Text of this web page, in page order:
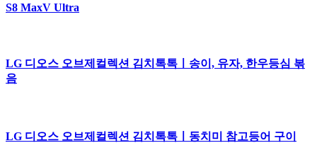
S8 MaxV Ultra
LG 디오스 오브제컬렉션 김치톡톡ㅣ송이, 유자, 한우등심 볶
음
LG 디오스 오브제컬렉션 김치톡톡ㅣ동치미 참고등어 구이